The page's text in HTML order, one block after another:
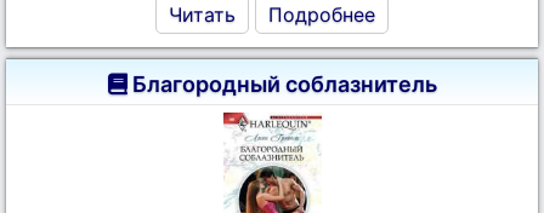
Читать Подробнее
Благородный соблазнитель